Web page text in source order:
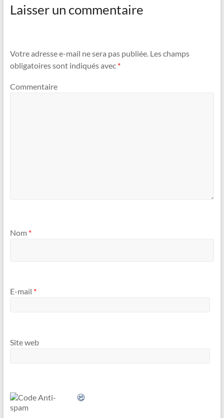
Laisser un commentaire
Votre adresse e-mail ne sera pas publiée.Les champs
obligatoires sont indiqués avec *
Commentaire
Nom *
E-mail *
Site web